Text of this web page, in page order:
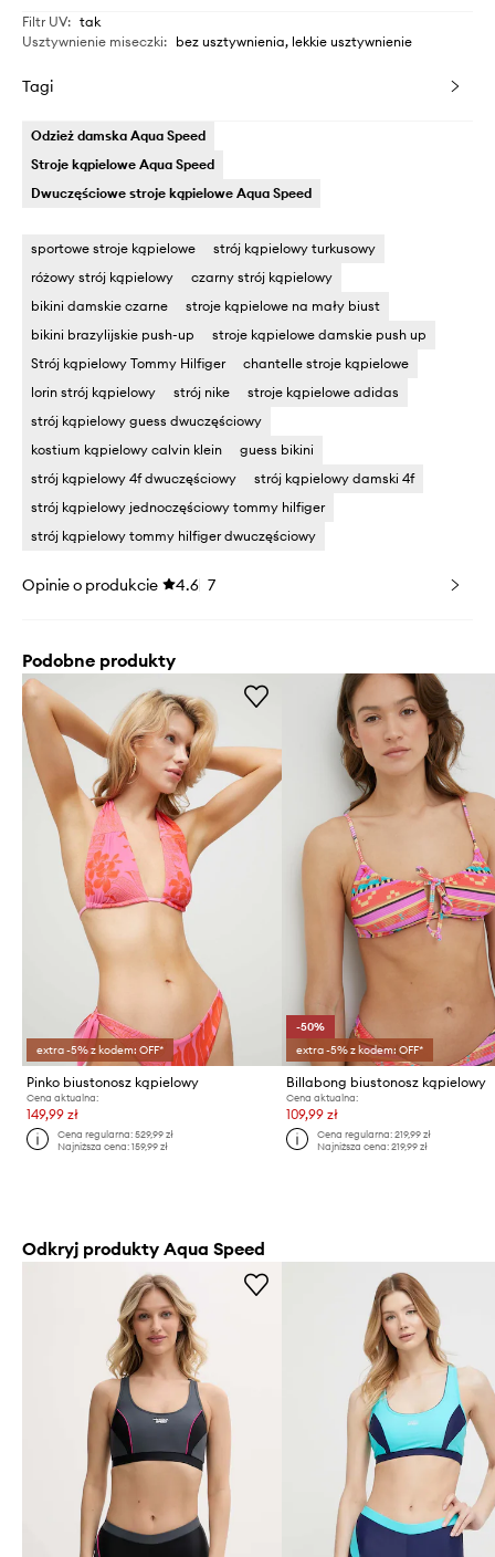
Filtr UV: tak
Usztywnienie miseczki: bez usztywnienia, lekkie usztywnienie
Tagi
Odzież damska Aqua Speed
Stroje kąpielowe Aqua Speed
Dwuczęściowe stroje kąpielowe Aqua Speed
sportowe stroje kąpielowe
strój kąpielowy turkusowy
różowy strój kąpielowy
czarny strój kąpielowy
bikini damskie czarne
stroje kąpielowe na mały biust
bikini brazylijskie push-up
stroje kąpielowe damskie push up
Strój kąpielowy Tommy Hilfiger
chantelle stroje kąpielowe
lorin strój kąpielowy
strój nike
stroje kąpielowe adidas
strój kąpielowy guess dwuczęściowy
kostium kąpielowy calvin klein
guess bikini
strój kąpielowy 4f dwuczęściowy
strój kąpielowy damski 4f
strój kąpielowy jednoczęściowy tommy hilfiger
strój kąpielowy tommy hilfiger dwuczęściowy
Opinie o produkcie 4.6 7
Podobne produkty
extra -5% z kodem: OFF*
Pinko biustonosz kąpielowy
Cena aktualna:
149,99 zł
Cena regularna:529,99 zł
Najniższa cena:159,99 zł
-50%
extra -5% z kodem: OFF*
Billabong biustonosz kąpielowy
Cena aktualna:
109,99 zł
Cena regularna: 219,99 zł
Najniższa cena: 219,99 zł
Odkryj produkty Aqua Speed